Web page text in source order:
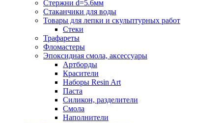
Стержни d=5.6мм
Стаканчики для воды
Товары для лепки и скульптурных работ
Стеки
Трафареты
Фломастеры
Эпоксидная смола, аксессуары
Артборды
Красители
Наборы Resin Art
Паста
Силикон, разделители
Смола
Наполнители